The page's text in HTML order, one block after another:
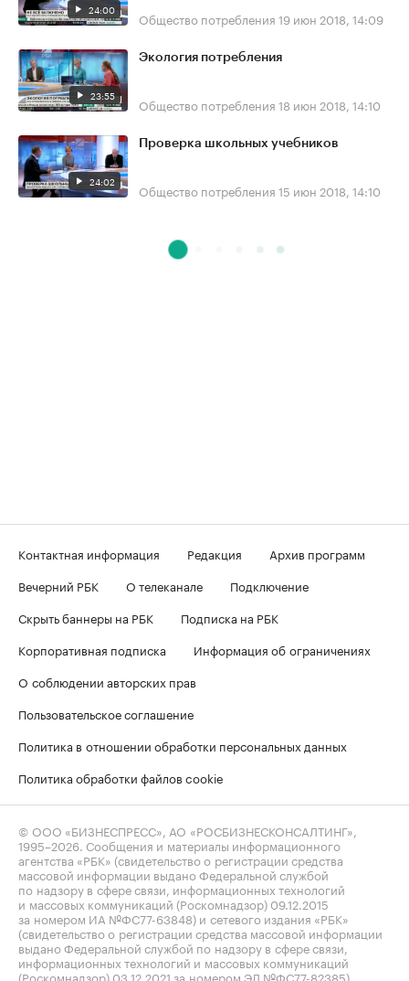
24:00 Общество потребления 19 июн 2018, 14:09
23:55
Экология потребления
Общество потребления 18 июн 2018, 14:10
24:02
Проверка школьных учебников
Общество потребления 15 июн 2018, 14:10
Контактная информация Редакция
Архив программ
Вечерний РБК
О телеканале
Подключение
Скрыть баннеры на РБК
Подписка на РБК
Корпоративная подписка
Информация об ограничениях
О соблюдении авторских прав
Пользовательское соглашение
Политика в отношении обработки персональных данных
Политика обработки файлов cookie
© ООО «БИЗНЕСПРЕСС», АО «РОСБИЗНЕСКОНСАЛТИНГ»,
1995–2026 . Сообщения и материалы информационного
агентства «РБК» (свидетельство о регистрации средства
массовой информации выдано Федеральной службой
по надзору в сфере связи, информационных технологий
и массовых коммуникаций (Роскомнадзор) 09.12.2015
за номером ИА №ФС77-63848) и сетевого издания «РБК»
(свидетельство о регистрации средства массовой информации
выдано Федеральной службой по надзору в сфере связи,
информационных технологий и массовых коммуникаций
(Роскомнадзор) 03.12.2021 за номером ЭЛ №ФС77-82385)